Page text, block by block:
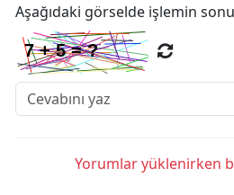
Aşağıdaki görselde işlemin
Yorumlar yüklenirken